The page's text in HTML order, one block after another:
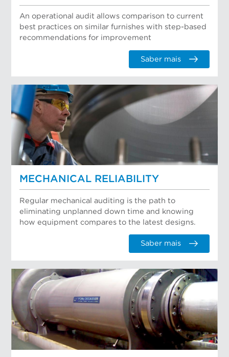
An operational audit allows comparison to current
best practices on similar furnishes with step-based
recommendations for improvement
Saber mais
MECHANICAL RELIABILITY
Regular mechanical auditing is the path to
eliminating unplanned down time and knowing
how equipment compares to the latest designs.
Saber mais